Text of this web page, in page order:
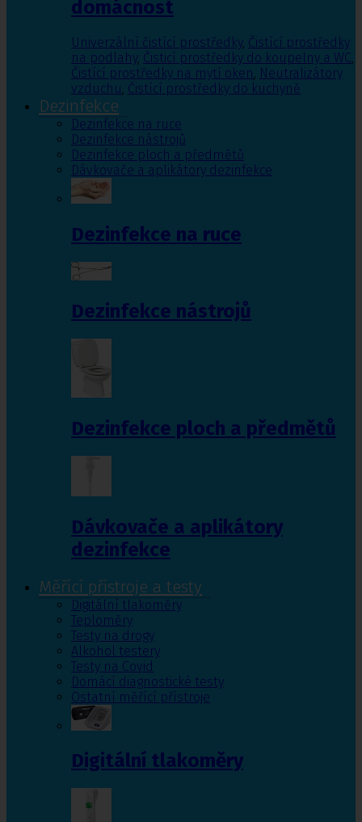
domácnost
Univerzální čistící prostředky, Čistící prostředky
na podlahy, Čisticí prostředky do koupelny a WC,
Čistící prostředky na mytí oken, Neutralizátory
vzduchu, Čistící prostředky do kuchyně
Dezinfekce
Dezinfekce na ruce
Dezinfekce nástrojů
Dezinfekce ploch a předmětů
Dávkovače a aplikátory dezinfekce
Dezinfekce na ruce
Dezinfekce nástrojů
Dezinfekce ploch a předmětů
Dávkovače a aplikátory
dezinfekce
Měřící přístroje a testy
Digitální tlakoměry
Teploměry
Testy na drogy
Alkohol testery
Testy na Covid
Domácí diagnostické testy
Ostatní měřící přístroje
Digitální tlakoměry